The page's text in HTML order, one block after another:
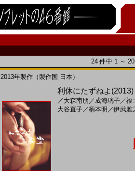
24 件中 1 ～
2013年製作（製作国 日本）
利休にたずねよ
／ 大森南朋 ／ 成海璃子／福
大谷直子／柄本明 ／伊武雅